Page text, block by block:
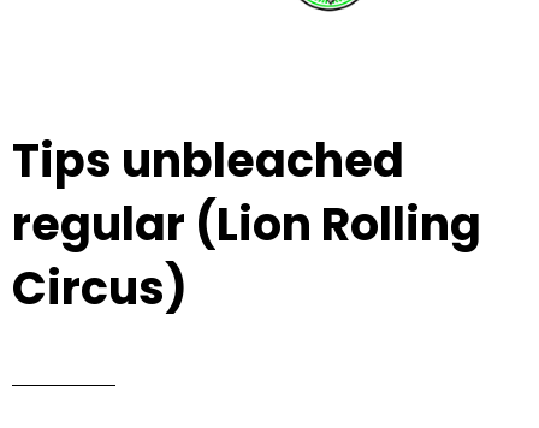
Tips unbleached
regular (Lion Rolling
Circus)